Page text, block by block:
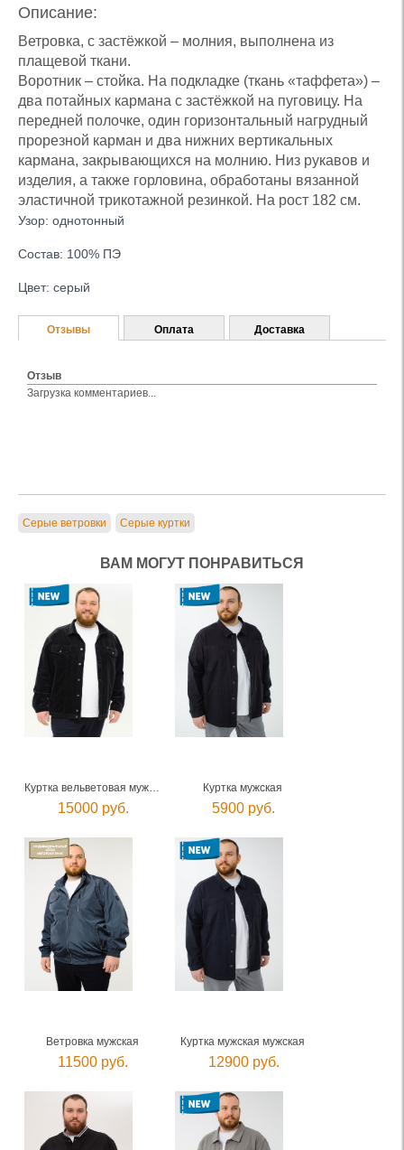
Описание:
Ветровка, с застёжкой – молния, выполнена из
плащевой ткани.
Воротник – стойка. На подкладке (ткань «таффета») –
два потайных кармана с застёжкой на пуговицу. На
передней полочке, один горизонтальный нагрудный
прорезной карман и два нижних вертикальных
кармана, закрывающихся на молнию. Низ рукавов и
изделия, а также горловина, обработаны вязанной
эластичной трикотажной резинкой. На рост 182 см.
Узор: однотонный
Состав: 100% ПЭ
Цвет: серый
Отзывы
Отзыв
Загрузка комментариев...
Оплата Доставка
Серые ветровки Серые куртки
ВАМ МОГУТ ПОНРАВИТЬСЯ
Куртка вельветовая мужская
15000 руб.
Куртка мужская
5900 руб.
Ветровка мужская
11500 руб.
Куртка мужская мужская
12900 руб.